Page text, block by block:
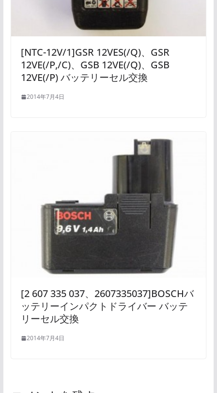
[NTC-12V/1]GSR 12VES(/Q)、GSR
12VE(/P,/C)、GSB 12VE(/Q)、GSB
12VE(/P) バッテリーセル交換
2014年7月4日
[2 607 335 037、2607335037]BOSCHバ
ッテリーインパクトドライバー バッテ
リーセル交換
2014年7月4日